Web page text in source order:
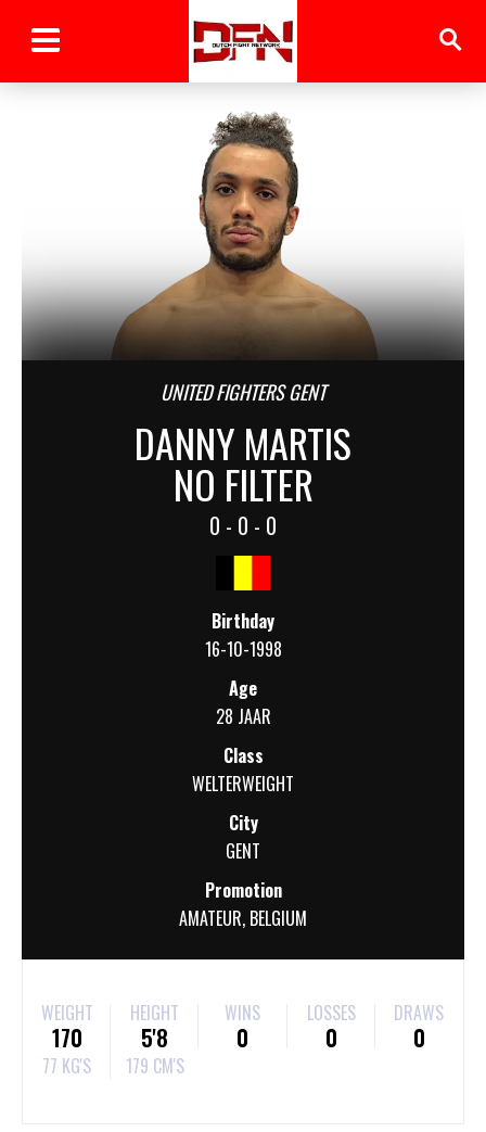
UNITED FIGHTERS GENT
DANNY MARTIS
NO FILTER
0 - 0 - 0
Birthday
16-10-1998
Age
28 JAAR
Class
WELTERWEIGHT
City
GENT
Promotion
AMATEUR, BELGIUM
WEIGHT
170
77 KG'S
HEIGHT
5'8
179 CM'S
WINS
0
LOSSES
0
DRAWS
0